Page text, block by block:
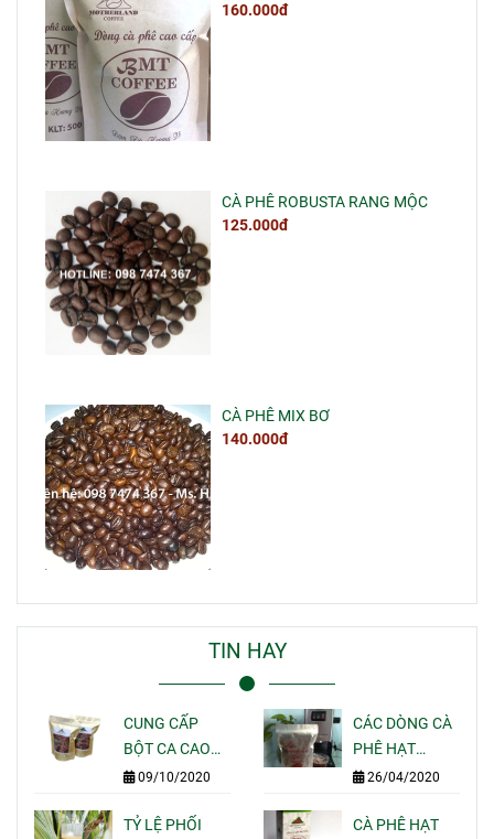
160.000đ
CÀ PHÊ ROBUSTA RANG MỘC
125.000đ
CÀ PHÊ MIX BƠ
140.000đ
TIN HAY
CUNG CẤP
BỘT CA CAO
NGUYÊN CHẤT
QUÁN CAFE
09/10/2020
CÁC DÒNG CÀ
PHÊ HẠT
RANG MỘC
ESPRESSO
26/04/2020
TỶ LỆ PHỐI
CÀ PHÊ HẠT